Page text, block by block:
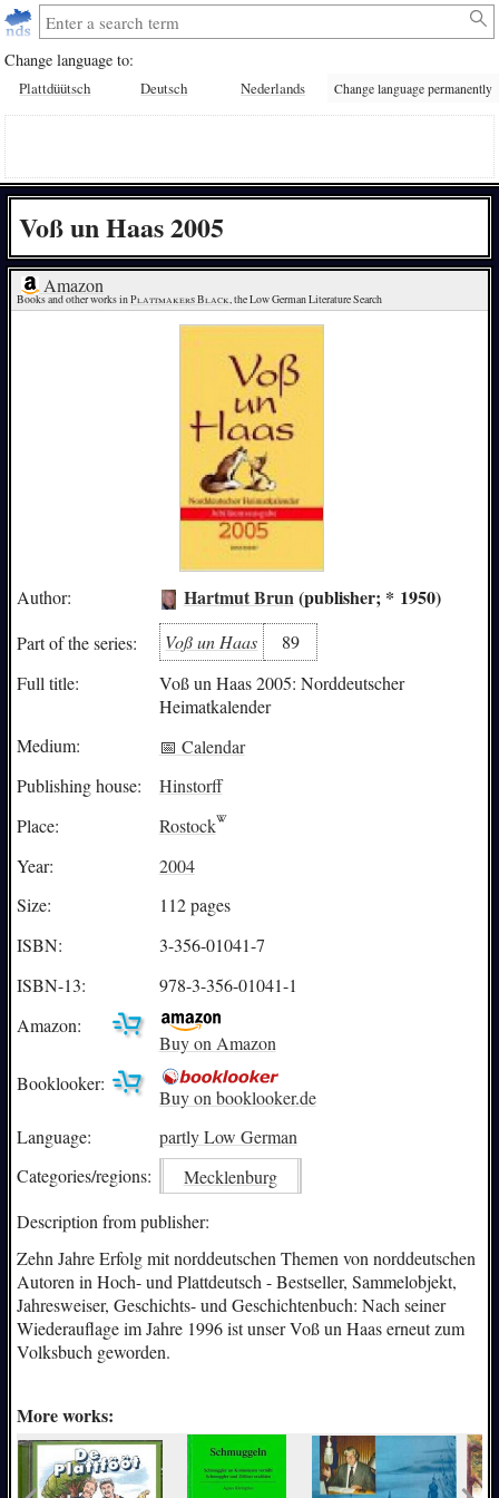
Change language to:
Plattdüütsch Deutsch Nederlands Change language permanently
Voß un Haas 2005
Amazon
Books and other works in Plattmakers Black, the Low German Literature Search
Author: Hartmut Brun (publisher; * 1950)
Part of the series: Voß un Haas
89
Full title:
Voß un Haas 2005: Norddeutscher
Heimatkalender
Medium:
📅 Calendar
Publishing house:
Hinstorff
Place:
Rostock
Year:
2004
Size:
112 pages
ISBN:
3-356-01041-7
ISBN-13:
978-3-356-01041-1
Amazon:
Buy on Amazon
Booklooker:
Buy on booklooker.de
Language:
partly Low German
Categories/regions:
Mecklenburg
Description from publisher:
Zehn Jahre Erfolg mit norddeutschen Themen von norddeutschen
Autoren in Hoch- und Plattdeutsch - Bestseller, Sammelobjekt,
Jahresweiser, Geschichts- und Geschichtenbuch: Nach seiner
Wiederauflage im Jahre 1996 ist unser Voß un Haas erneut zum
Volksbuch geworden.
More works: